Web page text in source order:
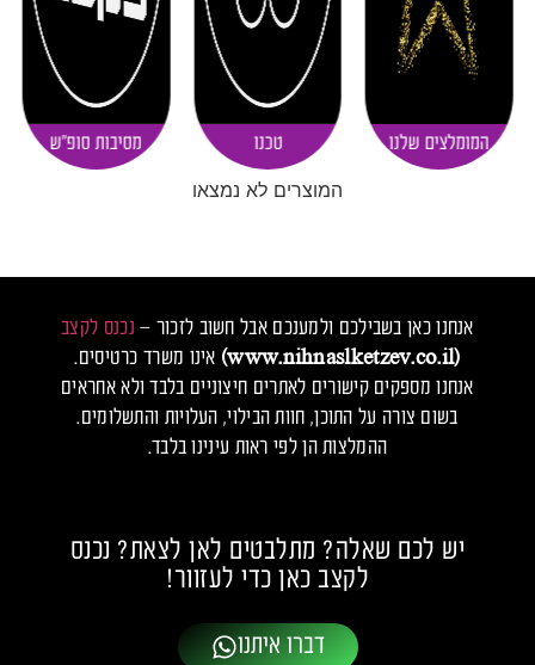
המומלצים שלנו טכנו מסיבות סופ"ש
המוצרים לא נמצאו
אנחנו כאן בשבילכם ולמענכם אבל חשוב לזכור – נכנס לקצב
(www.nihnaslketzev.co.il)
אינו משרד כרטיסים.
אנחנו מספקים קישורים לאתרים חיצוניים בלבד ולא אחראים
בשום צורה על התוכן, חוות הבילוי, העלויות והתשלומים.
ההמלצות הן לפי ראות עינינו בלבד.
יש לכם שאלה? מתלבטים לאן לצאת? נכנס
לקצב כאן כדי לעזוור!
דברו איתנו